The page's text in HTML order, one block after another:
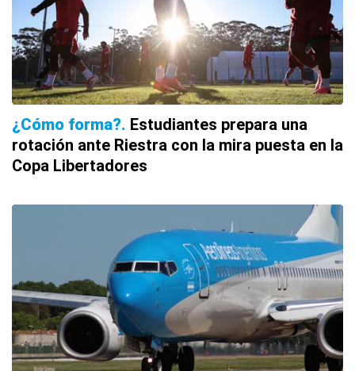
¿Cómo forma? Estudiantes prepara una
rotación ante Riestra con la mira puesta en la
Copa Libertadores